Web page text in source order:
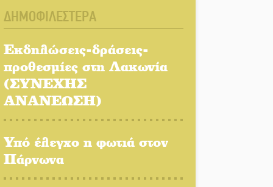
Το τελεφερίκ της
του δημόσιου διαλόγου
Πολιτισμός και παράδοση
δίνουν ραντεβού στην
Η Σοχά ετοιμάζεται για ένα
ΔΗΜΟΦΙΛΕΣΤΕΡΑ
Εκδηλώσεις-δράσεις-
προθεσμίες στη Λακωνία
(ΣΥΝΕΧΗΣ
ΑΝΑΝΕΩΣΗ)
Υπό έλεγχο η φωτιά στον
Πάρνωνα